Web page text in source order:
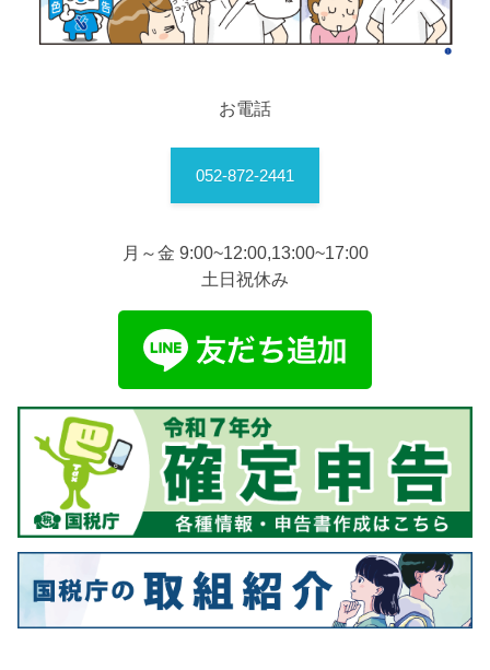
お電話
052-872-2441
月～金 9:00~12:00,13:00~17:00
土日祝休み